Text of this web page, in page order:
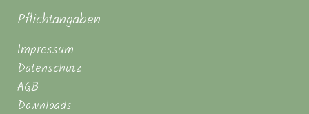
Pflichtangaben
Impressum
Datenschutz
AGB
Downloads